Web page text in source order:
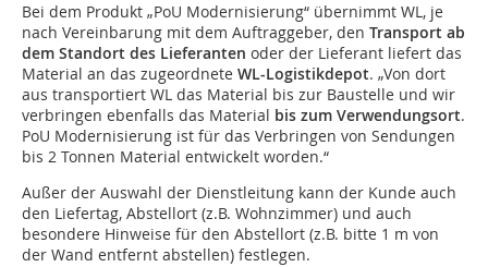
Bei dem Produkt „PoU Modernisierung“ übernimmt WL, je
nach Vereinbarung mit dem Auftraggeber, den Transport ab
dem Standort des Lieferanten oder der Lieferant liefert das
Material an das zugeordnete WL-Logistikdepot. „Von dort
aus transportiert WL das Material bis zur Baustelle und wir
verbringen ebenfalls das Material bis zum Verwendungsort.
PoU Modernisierung ist für das Verbringen von Sendungen
bis 2 Tonnen Material entwickelt worden.“
Außer der Auswahl der Dienstleitung kann der Kunde auch
den Liefertag, Abstellort (z.B. Wohnzimmer) und auch
besondere Hinweise für den Abstellort (z.B. bitte 1 m von
der Wand entfernt abstellen) festlegen.